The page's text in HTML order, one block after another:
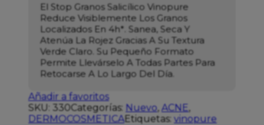
El Stop Granos Salicílico Vinopure
Reduce Visiblemente Los Granos
Localizados En 4h*. Sanea, Seca Y
Atenúa La Rojez Gracias A Su Textura
Verde Claro. Su Pequeño Formato
Permite Llevárselo A Todas Partes Para
Retocarse A Lo Largo Del Día.
Añadir a favoritos
SKU: 330Categorías: Nuevo, ACNE,
DERMOCOSMETICAEtiquetas: vinopure